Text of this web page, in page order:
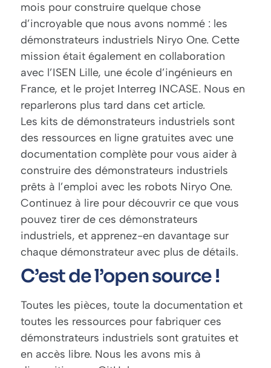
mois pour construire quelque chose
d’incroyable que nous avons nommé : les
démonstrateurs industriels Niryo One. Cette
mission était également en collaboration
avec l’ISEN Lille, une école d’ingénieurs en
France, et le projet Interreg INCASE. Nous en
reparlerons plus tard dans cet article.
Les kits de démonstrateurs industriels sont
des ressources en ligne gratuites avec une
documentation complète pour vous aider à
construire des démonstrateurs industriels
prêts à l’emploi avec les robots Niryo One.
Continuez à lire pour découvrir ce que vous
pouvez tirer de ces démonstrateurs
industriels, et apprenez-en davantage sur
chaque démonstrateur avec plus de détails.
C’est de l’open source !
Toutes les pièces, toute la documentation et
toutes les ressources pour fabriquer ces
démonstrateurs industriels sont gratuites et
en accès libre. Nous les avons mis à